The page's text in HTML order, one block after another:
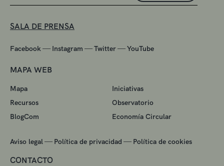
SALA DE PRENSA
Facebook — Instagram —Twitter—YouTube
MAPA WEB
Mapa
Iniciativas
Recursos
Observatorio
BlogCom
Economía Circular
Aviso legal — Política de privacidad — Política de cookies
CONTACTO